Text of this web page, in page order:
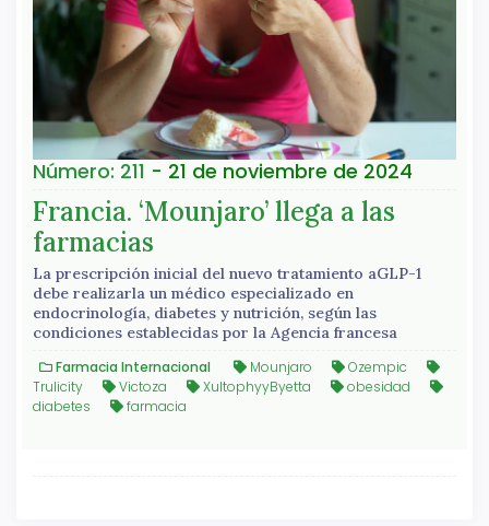
Número: 211 - 21 de noviembre de 2024
Francia. ‘Mounjaro’ llega a las
farmacias
La prescripción inicial del nuevo tratamiento aGLP-1
debe realizarla un médico especializado en
endocrinología, diabetes y nutrición, según las
condiciones establecidas por la Agencia francesa
Farmacia Internacional Mounjaro
Ozempic
Trulicity
Victoza XultophyyByetta
obesidad
diabetes
farmacia